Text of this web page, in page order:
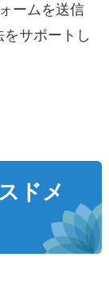
ームを送信
サポートし
ドメ